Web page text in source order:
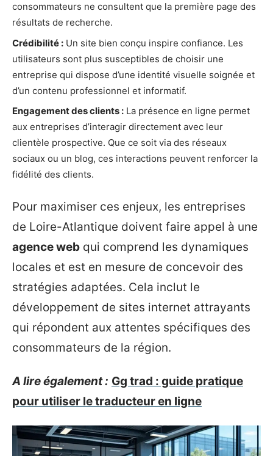
consommateurs ne consultent que la première page des
résultats de recherche.
Crédibilité : Un site bien conçu inspire confiance. Les
utilisateurs sont plus susceptibles de choisir une
entreprise qui dispose d’une identité visuelle soignée et
d’un contenu professionnel et informatif.
Engagement des clients : La présence en ligne permet
aux entreprises d’interagir directement avec leur
clientèle prospective. Que ce soit via des réseaux
sociaux ou un blog, ces interactions peuvent renforcer la
fidélité des clients.
Pour maximiser ces enjeux, les entreprises
de Loire-Atlantique doivent faire appel à une
agence web qui comprend les dynamiques
locales et est en mesure de concevoir des
stratégies adaptées. Cela inclut le
développement de sites internet attrayants
qui répondent aux attentes spécifiques des
consommateurs de la région.
A lire également : Gg trad : guide pratique
pour utiliser le traducteur en ligne